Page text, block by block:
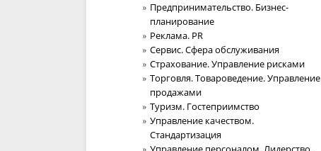
Предпринимательство. Бизнес-
планирование
Реклама. PR
Сервис. Сфера обслуживания
Страхование. Управление рисками
Торговля. Товароведение. Управление
продажами
Туризм. Гостеприимство
Управление качеством.
Стандартизация